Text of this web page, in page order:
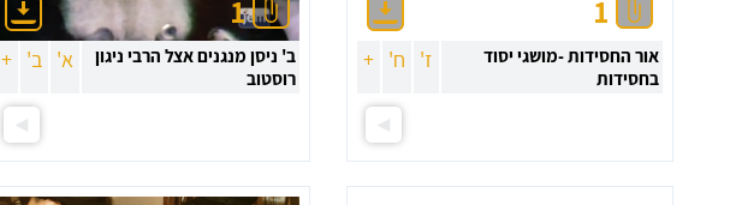
1
אור החסידות -מושגי יסוד
בחסידות
ז' ח' +
1
ב' ניסן מנגנים אצל הרבי ניגון
רוסטוב
א' ב' +